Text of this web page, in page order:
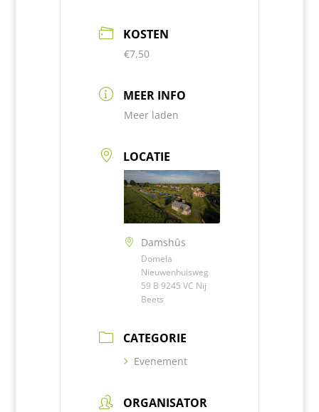
KOSTEN
€7,50
MEER INFO
Meer laden
LOCATIE
Damshûs
Domela
Nieuwenhuisweg
59 B 9245 VC Nij
Beets
CATEGORIE
Evenement
ORGANISATOR